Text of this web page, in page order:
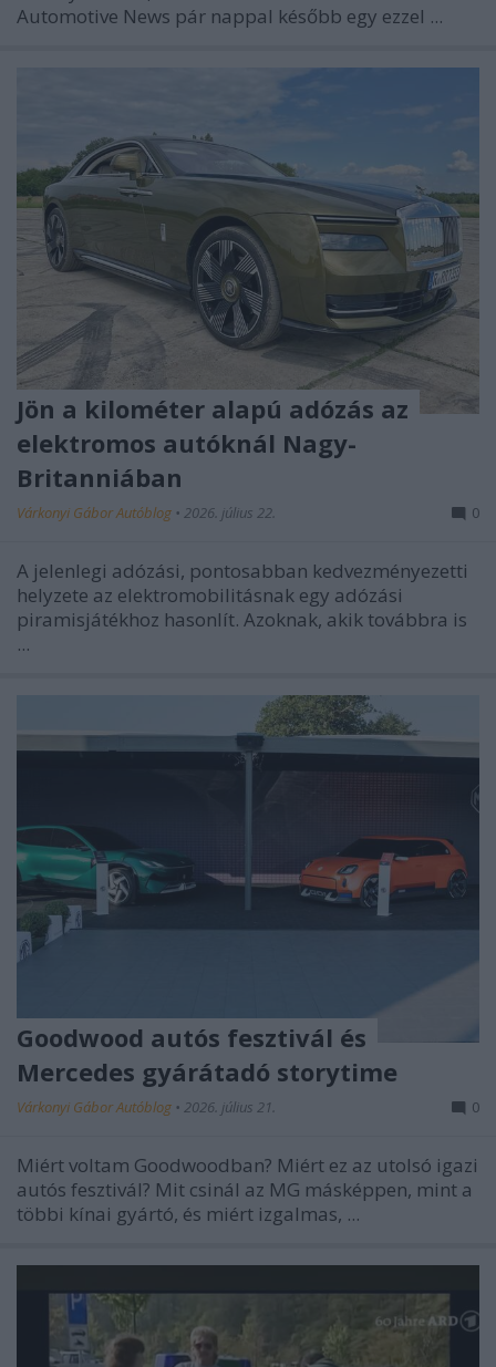
Automotive News pár nappal később egy ezzel ...
Jön a kilométer alapú adózás az
elektromos autóknál Nagy-
Britanniában
Várkonyi Gábor Autóblog • 2026. július 22. 0
A jelenlegi adózási, pontosabban kedvezményezetti
helyzete az elektromobilitásnak egy adózási
piramisjátékhoz hasonlít. Azoknak, akik továbbra is
...
Goodwood autós fesztivál és
Mercedes gyárátadó storytime
Várkonyi Gábor Autóblog • 2026. július 21. 0
Miért voltam Goodwoodban? Miért ez az utolsó igazi
autós fesztivál? Mit csinál az MG másképpen, mint a
többi kínai gyártó, és miért izgalmas, ...